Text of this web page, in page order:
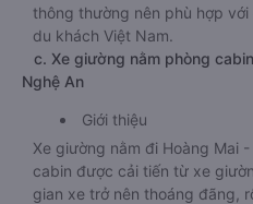
thông thường nên phù hợp
du khách Việt Nam.
c. Xe giường nằm phòng
Nghệ An
Giới thiệu
Xe giường nằm đi Hoàng Mai
cabin được cải tiến từ xe
gian xe trở nên thoáng đãng,